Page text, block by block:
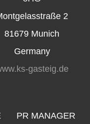
2
81679 Munich
Germany
gasteig.de
PR MANAGER